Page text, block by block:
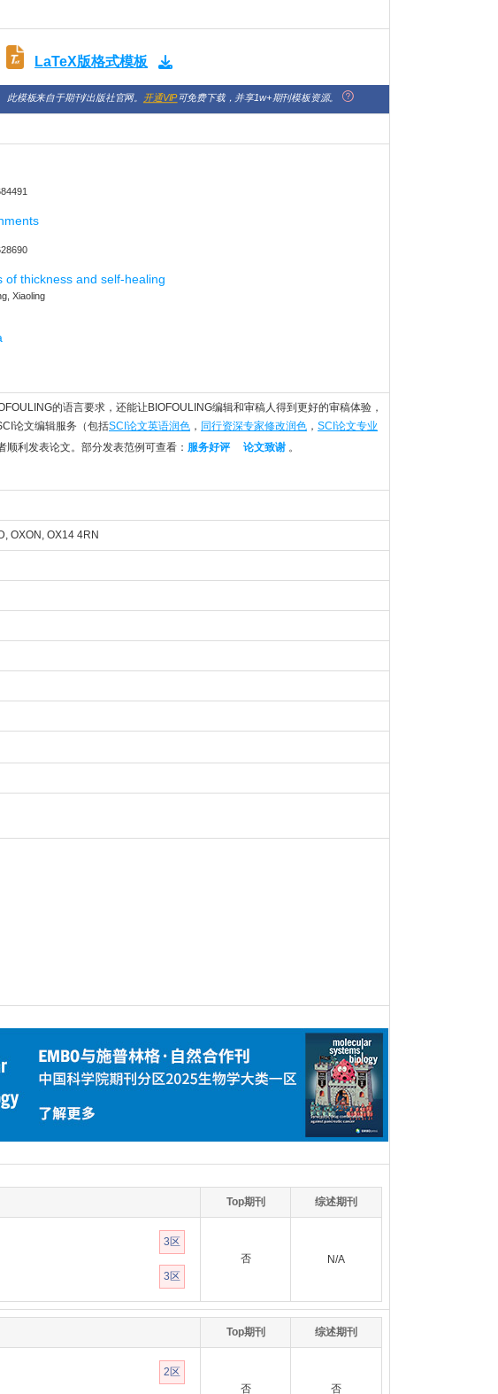
LaTeX版格式模板
此模板来自于期刊/出版社官网。 开通VIP可免费下载，并享1w+期刊模板资源。
thickness and self-healing
Xiaoling
的语言要求，还能让BIOFOULING编辑和审稿人得到更好的审稿体验，
论文编辑服务（包括SCI论文英语润色 ， 同行资深专家修改润色 ， SCI论文专业
利发表论文。部分发表范例可查看： 服务好评 论文致谢 。
OXON, OX14 4RN
Top期刊 综述期刊
3区
3区
否 N/A
Top期刊 综述期刊
2区
否 否